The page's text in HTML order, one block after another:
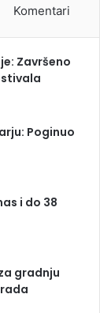
Komentari
Završeno
Poginuo
i do 38
gradnju